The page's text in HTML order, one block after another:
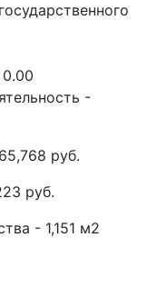
-
руб.
руб.
- 1,151 м2